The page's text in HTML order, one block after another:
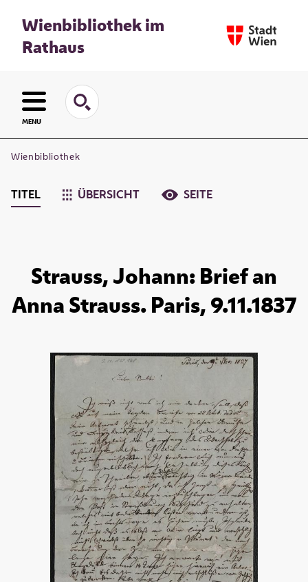
Wienbibliothek im
Rathaus
MENU
Wienbibliothek
TITEL ÜBERSICHT SEITE
Strauss, Johann: Brief an
Anna Strauss. Paris, 9.11.1837